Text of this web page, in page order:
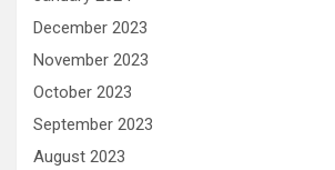
December 2023
November 2023
October 2023
September 2023
August 2023